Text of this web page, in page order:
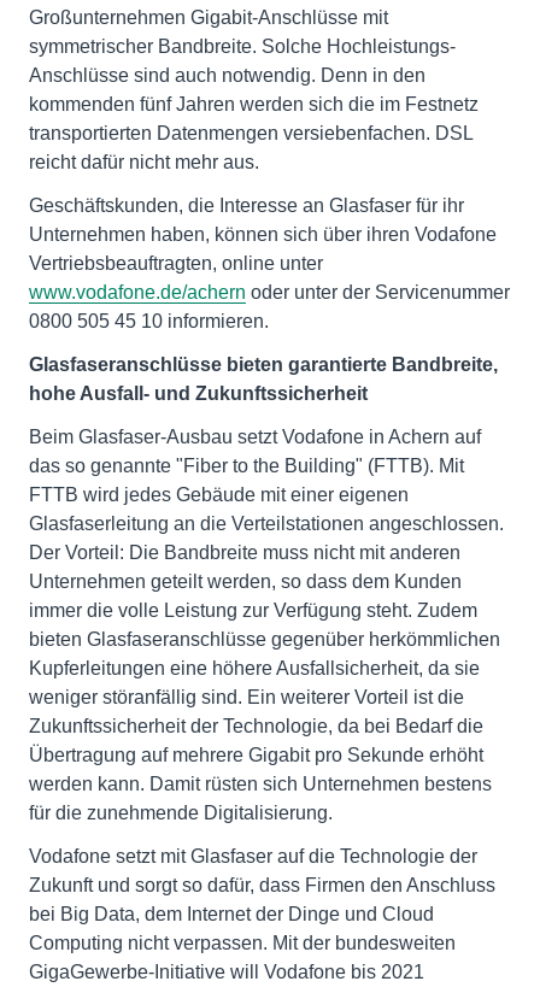
Großunternehmen Gigabit-Anschlüsse mit
symmetrischer Bandbreite. Solche Hochleistungs-
Anschlüsse sind auch notwendig. Denn in den
kommenden fünf Jahren werden sich die im Festnetz
transportierten Datenmengen versiebenfachen. DSL
reicht dafür nicht mehr aus.
Geschäftskunden, die Interesse an Glasfaser für ihr
Unternehmen haben, können sich über ihren Vodafone
Vertriebsbeauftragten, online unter
www.vodafone.de/achern oder unter der Servicenummer
0800 505 45 10 informieren.
Glasfaseranschlüsse bieten garantierte Bandbreite,
hohe Ausfall- und Zukunftssicherheit
Beim Glasfaser-Ausbau setzt Vodafone in Achern auf
das so genannte "Fiber to the Building" (FTTB). Mit
FTTB wird jedes Gebäude mit einer eigenen
Glasfaserleitung an die Verteilstationen angeschlossen.
Der Vorteil: Die Bandbreite muss nicht mit anderen
Unternehmen geteilt werden, so dass dem Kunden
immer die volle Leistung zur Verfügung steht. Zudem
bieten Glasfaseranschlüsse gegenüber herkömmlichen
Kupferleitungen eine höhere Ausfallsicherheit, da sie
weniger störanfällig sind. Ein weiterer Vorteil ist die
Zukunftssicherheit der Technologie, da bei Bedarf die
Übertragung auf mehrere Gigabit pro Sekunde erhöht
werden kann. Damit rüsten sich Unternehmen bestens
für die zunehmende Digitalisierung.
Vodafone setzt mit Glasfaser auf die Technologie der
Zukunft und sorgt so dafür, dass Firmen den Anschluss
bei Big Data, dem Internet der Dinge und Cloud
Computing nicht verpassen. Mit der bundesweiten
GigaGewerbe-Initiative will Vodafone bis 2021